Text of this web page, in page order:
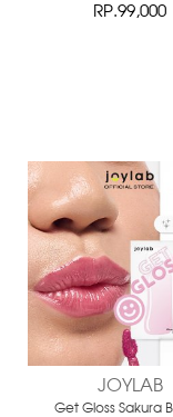
RP.99,000
JOYLAB
Get Gloss Sakura